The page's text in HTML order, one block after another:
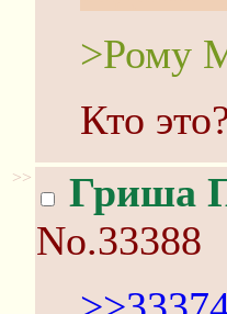
>Рому
Кто
>> Гриша
No.33388